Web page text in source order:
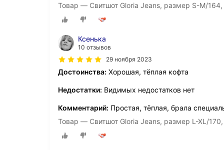
Товар — Свитшот Gloria Jeans, размер S-M/
Ксенька
10 отзывов
29 ноября 2023
Достоинства: Хорошая, тёплая кофта
Недостатки: Видимых недостатков нет
Комментарий: Простая, тёплая, брала
Товар — Свитшот Gloria Jeans, размер L-XL/